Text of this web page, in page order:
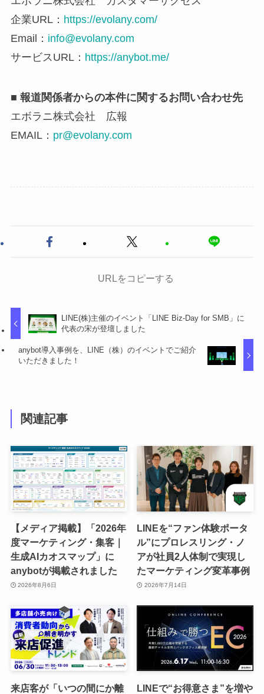
企業URL： https://evolany.com/
Email： info@evolany.com
サービスURL： https://anybot.me/
■ 報道関係者からの本件に関するお問い合わせ先
エボラニ株式会社 広報
EMAIL： pr@evolany.com
URLをコピーする
LINE(株)主催のイベント「LINE Biz-Day for SMB」に
代表の宋が登壇しました
anybot導入事例を、LINE（株）のイベントでご紹介
いただきました！
関連記事
【メディア掲載】「2026年
度マーケティング・集客｜
生成AIカオスマップ」に
anybotが掲載されました
2026年8月6日
LINEを“ファン体験ポータ
ル”にプロレスリング・ノ
アが社員2人体制で実現し
たマーケティング変革事例
2026年7月14日
来店客が「いつの間にか離
LINEで“お得意さま”を増や